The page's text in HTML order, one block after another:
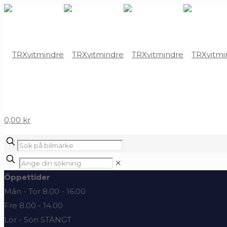
0,00 kr
✕
Öppettider
Mån - Tor 8.00 - 16.00
Fre 8.00 - 14.00
Lör - Sön STÄNGT